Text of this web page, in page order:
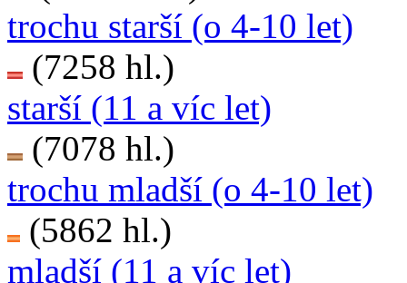
trochu starší (o 4-10 let)
(7258 hl.)
starší (11 a víc let)
(7078 hl.)
trochu mladší (o 4-10 let)
(5862 hl.)
mladší (11 a víc let)